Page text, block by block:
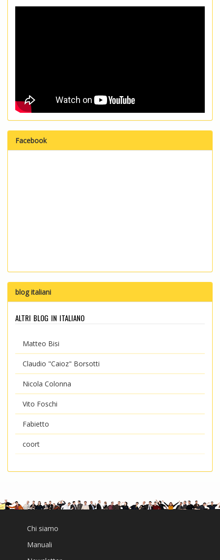
Facebook
blog italiani
altri blog in italiano
Matteo Bisi
Claudio "Caioz" Borsotti
Nicola Colonna
Vito Foschi
Fabietto
coort
Chi siamo
Manuali